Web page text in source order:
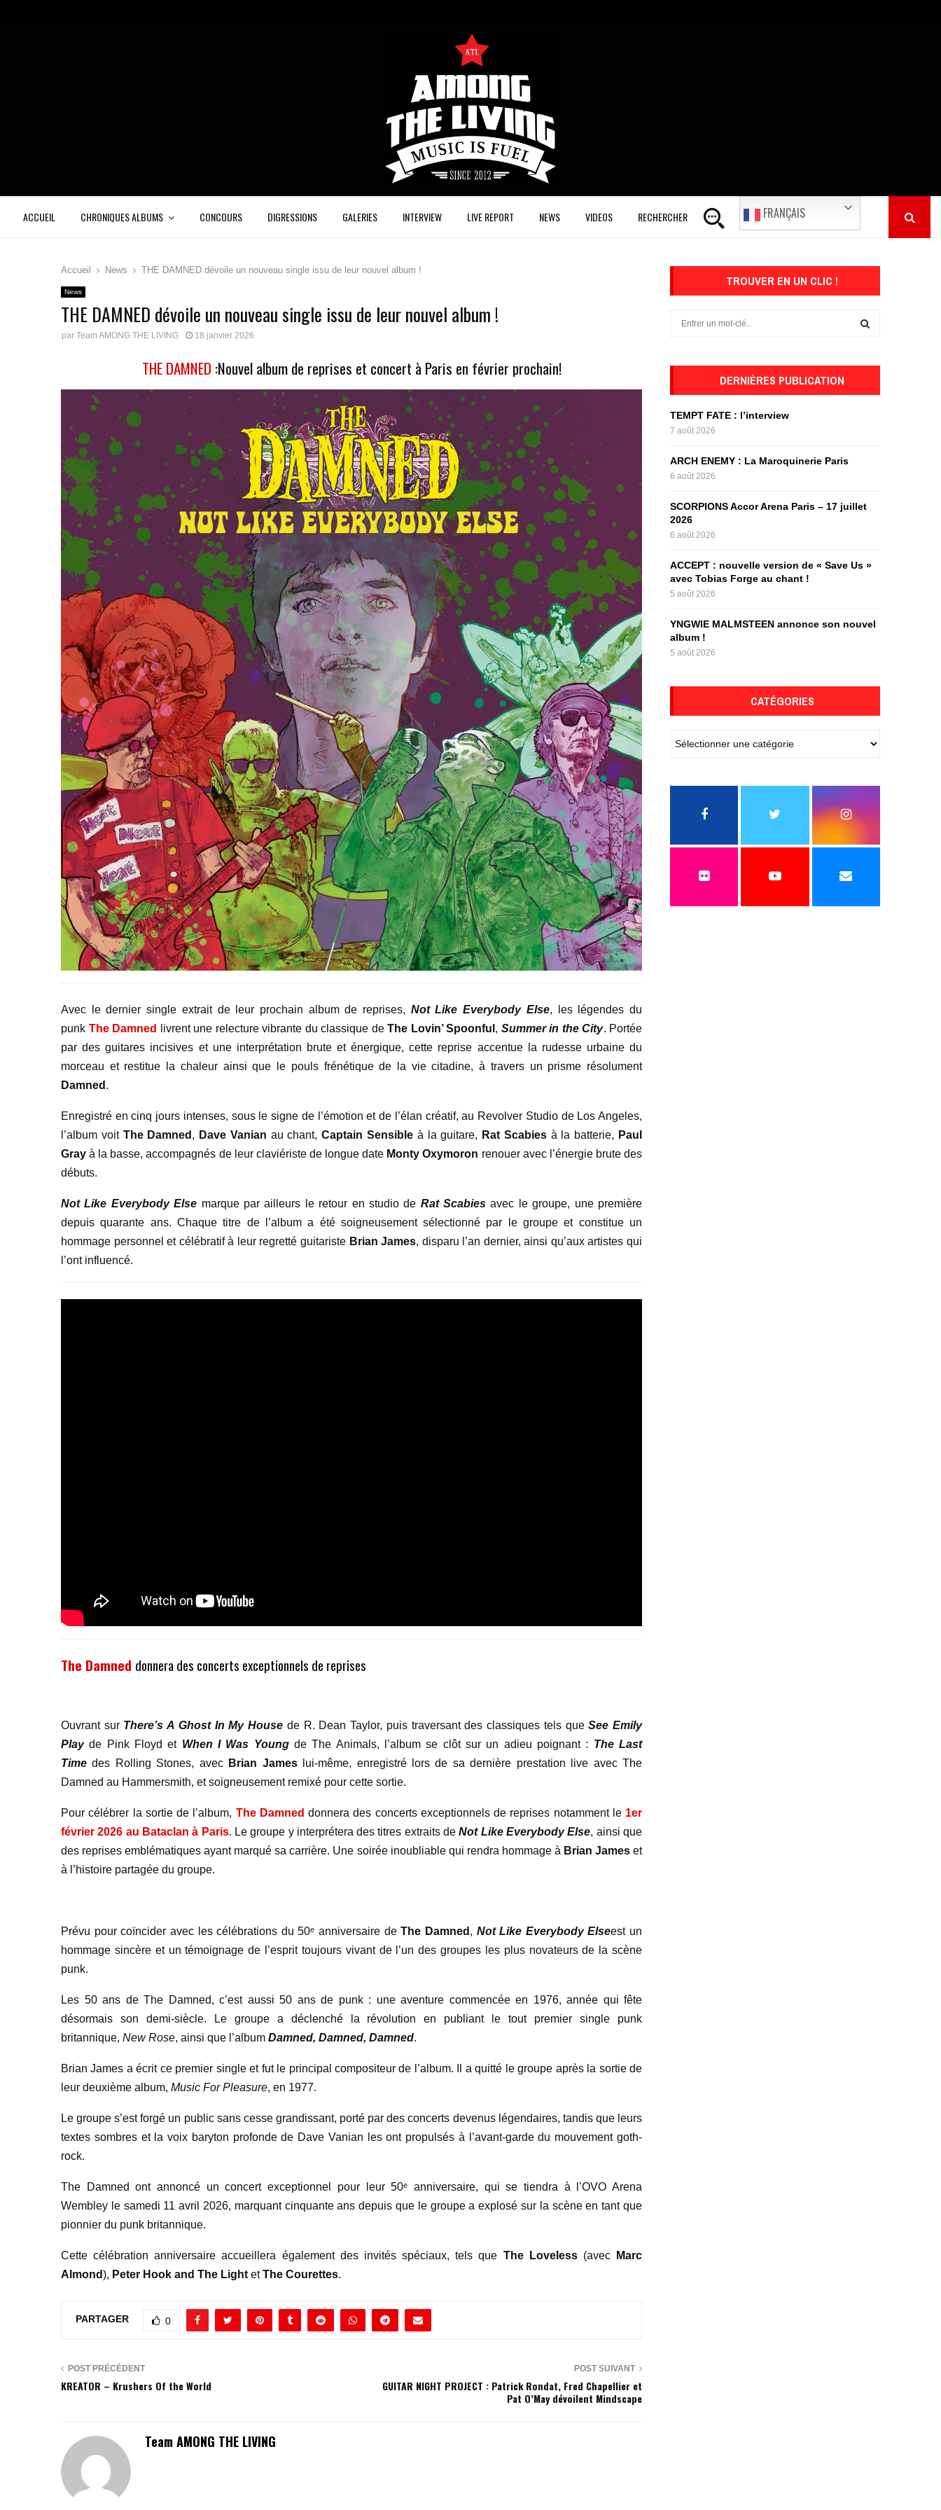
ACCUEIL CHRONIQUES ALBUMS CONCOURS DIGRESSIONS GALERIES INTERVIEW LIVE REPORT NEWS VIDEOS RECHERCHER FRANÇAIS
Accueil News THE DAMNED dévoile un nouveau single issu de leur nouvel album !
News
THE DAMNED dévoile un nouveau single issu de leur nouvel album !
par Team AMONG THE LIVING 18 janvier 2026
THE DAMNED :Nouvel album de reprises et concert à Paris en février prochain!
Avec le dernier single extrait de leur prochain album de reprises, Not Like Everybody Else, les légendes du
punk The Damned livrent une relecture vibrante du classique deThe Lovin’ Spoonful , Summer in the City. Portée
par des guitares incisives et une interprétation brute et énergique, cette reprise accentue la rudesse urbaine du
morceau et restitue la chaleur ainsi que le pouls frénétique de la vie citadine, à travers un prisme résolument
Damned .
Enregistré en cinq jours intenses, sous le signe de l’émotion et de l’élan créatif, au Revolver Studio de Los Angeles,
l’album voit The Damned , Dave Vanian au chant,Captain Sensible à la guitare, Rat Scabiesà la batterie, Paul
Gray à la basse, accompagnés de leur claviériste de longue date Monty Oxymoron renouer avec l’énergie brute des
débuts.
Not Like Everybody Else marque par ailleurs le retour en studio de Rat Scabies avec le groupe, une première
depuis quarante ans. Chaque titre de l’album a été soigneusement sélectionné par le groupe et constitue un
hommage personnel et célébratif à leur regretté guitariste Brian James, disparu l’an dernier, ainsi qu’aux artistes qui
l’ont influencé.
The Damned donnera des concerts exceptionnels de reprises
Ouvrant sur There’s A Ghost In My House de R. Dean Taylor, puis traversant des classiques tels queSee Emily
Playde Pink Floyd et When I Was Youngde The Animals, l’album se clôt sur un adieu poignant : The Last
Time des Rolling Stones, avec Brian Jameslui-même, enregistré lors de sa dernière prestation live avec The
Damned au Hammersmith, et soigneusement remixé pour cette sortie.
Pour célébrer la sortie de l’album, The Damned donnera des concerts exceptionnels de reprises notamment le 1er
février 2026 au Bataclan à Paris. Le groupe y interprétera des titres extraits deNot Like Everybody Else, ainsi que
des reprises emblématiques ayant marqué sa carrière. Une soirée inoubliable qui rendra hommage à Brian Jameset
à l’histoire partagée du groupe.
Prévu pour coïncider avec les célébrations du 50ᵉ anniversaire deThe Damned , Not Like Everybody Elseest un
hommage sincère et un témoignage de l’esprit toujours vivant de l’un des groupes les plus novateurs de la scène
punk.
Les 50 ans de The Damned, c’est aussi 50 ans de punk : une aventure commencée en 1976, année qui fête
désormais son demi-siècle. Le groupe a déclenché la révolution en publiant le tout premier single punk
britannique, New Rose, ainsi que l’album Damned, Damned, Damned.
Brian James a écrit ce premier single et fut le principal compositeur de l’album. Il a quitté le groupe après la sortie de
leur deuxième album, Music For Pleasure, en 1977.
Le groupe s’est forgé un public sans cesse grandissant, porté par des concerts devenus légendaires, tandis que leurs
textes sombres et la voix baryton profonde de Dave Vanian les ont propulsés à l’avant-garde du mouvement goth-
rock.
The Damned ont annoncé un concert exceptionnel pour leur 50ᵉ anniversaire, qui se tiendra à l’OVO Arena
Wembley le samedi 11 avril 2026, marquant cinquante ans depuis que le groupe a explosé sur la scène en tant que
pionnier du punk britannique.
Cette célébration anniversaire accueillera également des invités spéciaux, tels que The Loveless(avec
Marc
Almond), Peter Hook and The Light etThe Courettes.
PARTAGER 0
POST PRÉCÉDENT
KREATOR – Krushers Of the World
POST SUIVANT
GUITAR NIGHT PROJECT : Patrick Rondat, Fred Chapellier et
Pat O’May dévoilent Mindscape
Team AMONG THE LIVING
TROUVER EN UN CLIC !
o
r
DERNIÈRES PUBLICATION
TEMPT FATE : l’interview
7 août 2026
ARCH ENEMY : La Maroquinerie Paris
6 août 2026
SCORPIONS Accor Arena Paris – 17 juillet
2026
6 août 2026
ACCEPT : nouvelle version de « Save Us »
avec Tobias Forge au chant !
5 août 2026
YNGWIE MALMSTEEN annonce son nouvel
album !
5 août 2026
CATÉGORIES